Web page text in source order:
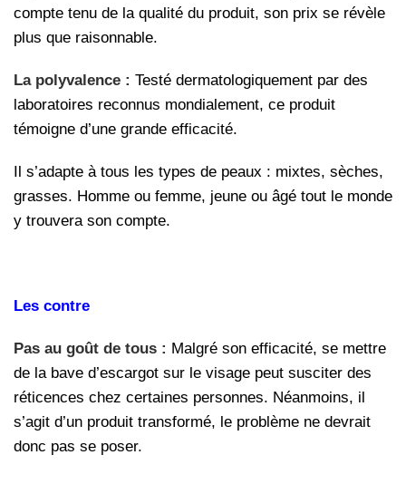
compte tenu de la qualité du produit, son prix se révèle
plus que raisonnable.
La polyvalence : Testé dermatologiquement par des
laboratoires reconnus mondialement, ce produit
témoigne d’une grande efficacité.
Il s’adapte à tous les types de peaux : mixtes, sèches,
grasses. Homme ou femme, jeune ou âgé tout le monde
y trouvera son compte.
Les contre
Pas au goût de tous : Malgré son efficacité, se mettre
de la bave d’escargot sur le visage peut susciter des
réticences chez certaines personnes. Néanmoins, il
s’agit d’un produit transformé, le problème ne devrait
donc pas se poser.